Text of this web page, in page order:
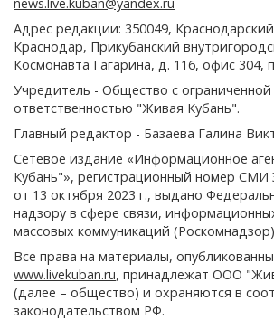
Адрес редакции: 350049, Краснодарский
Краснодар, Прикубанский
Космонавта Гагарина, д. 116, офис 304,
Учредитель - Общество с ограниченной
ответственностью "Живая Кубань".
Главный редактор - Базаева Галина
Сетевое издание «Информационное
Кубань"», регистрационный номер
от 13 октября 2023 г., выдано
надзору в сфере связи,
массовых коммуникаций
Все права на материалы,
www.livekuban.ru, принадлежат ООО
(далее – общество) и охраняются в
законодательством РФ.